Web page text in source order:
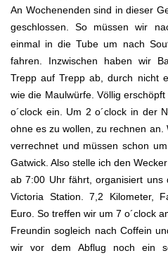
An Wochenenden sind in dieser
geschlossen. So müssen wir
einmal in die Tube um nach
fahren. Inzwischen haben wir
Trepp auf Trepp ab, durch nicht
wie die Maulwürfe. Völlig
o´clock ein. Um 2 o´clock in der
ohne es zu wollen, zu rechnen
verrechnet und müssen schon
Gatwick. Also stelle ich den
ab 7:00 Uhr fährt, organisiert uns
Victoria Station. 7,2 Kilometer,
Euro. So treffen wir um 7 o´clock
Freundin sogleich nach Coffein
wir vor dem Abflug noch ein